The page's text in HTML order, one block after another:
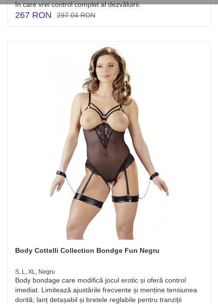
în care vrei control complet al dezvăluirii.
267 RON 297.04 RON
Body Cottelli Collection Bondge Fun Negru
S, L, XL, Negru
Body bondage care modifică jocul erotic și oferă control
imediat. Limitează ajustările frecvente și menține tensiunea
dorită; lanț detașabil și bretele reglabile pentru tranziții